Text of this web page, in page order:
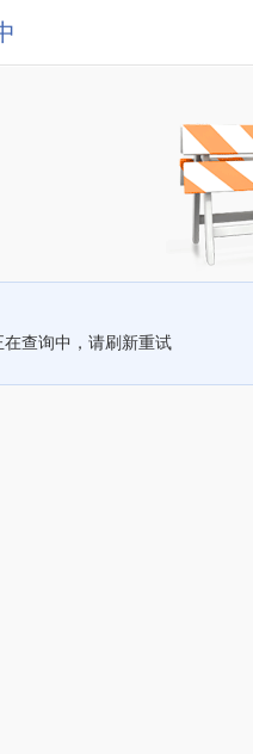
在查询中，请刷新重试